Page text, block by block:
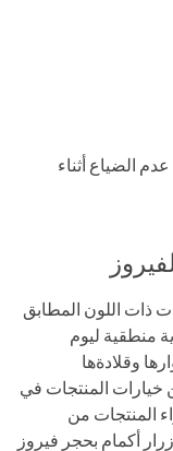
على عدم الضياع أثناء
ذات اللون المطابق
منطقية ليوم
وقلادةها
خيارات المنتجات في
المنتجات من
أكمام بحجر فيروز